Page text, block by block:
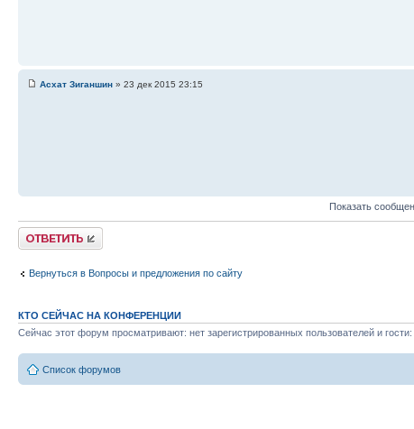
Асхат Зиганшин » 23 дек 2015 23:15
Показать
Ответить
Вернуться в Вопросы и предложения по сайту
КТО СЕЙЧАС НА КОНФЕРЕНЦИИ
Сейчас этот форум просматривают: нет зарегистрированных пользователей и гости:
Список форумов